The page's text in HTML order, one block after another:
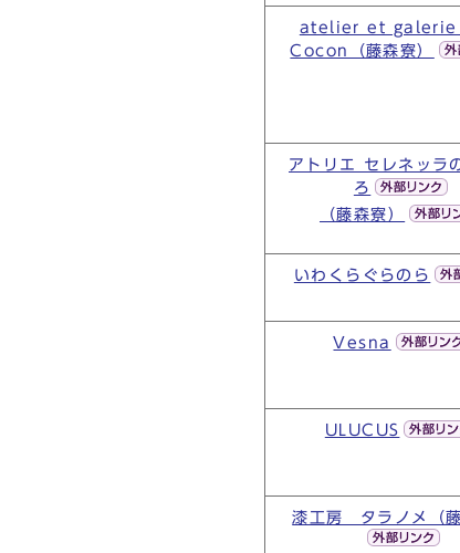
atelier et galerie
Cocon（藤森寮）
アトリエ セレネッラ
ろ
（藤森寮）
いわくらぐらのら
Vesna
ULUCUS
漆工房 タラノメ（藤